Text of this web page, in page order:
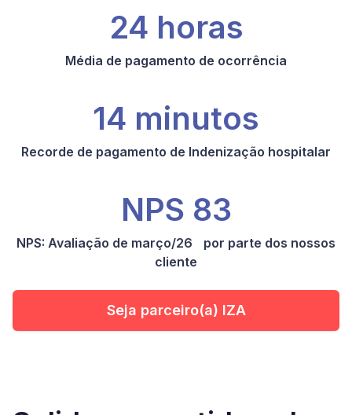
24 horas
Média de pagamento de ocorrência
14 minutos
Recorde de pagamento de Indenização hospitalar
NPS 83
NPS: Avaliação de março/26 por parte dos nossos
cliente
Seja parceiro(a) IZA